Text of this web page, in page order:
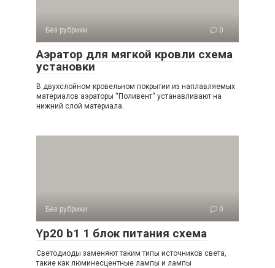
Без рубрики 0
Аэратор для мягкой кровли схема
установки
В двухслойном кровельном покрытии из наплавляемых
материалов аэраторы “Поливент“ устанавливают на
нижний слой материала.
Без рубрики 0
Yp20 b1 1 блок питания схема
Светодиоды заменяют таким типы источников света,
такие как люминесцентные лампы и лампы